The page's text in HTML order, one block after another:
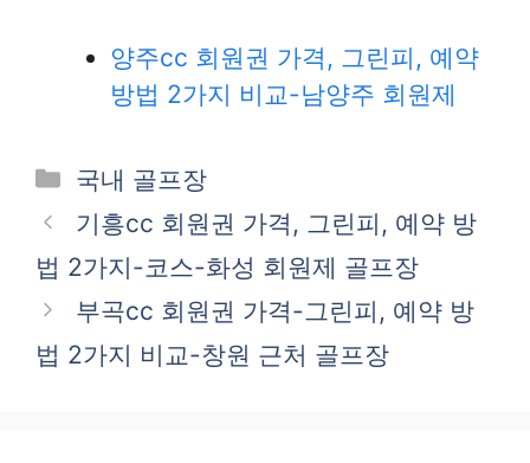
양주cc 회원권 가격, 그린피, 예약
방법 2가지 비교-남양주 회원제
카
테
리
국내 골프장
기흥cc 회원권 가격, 그린피, 예약 방
법 2가지-코스-화성 회원제 골프장
부곡cc 회원권 가격-그린피, 예약 방
법 2가지 비교-창원 근처 골프장